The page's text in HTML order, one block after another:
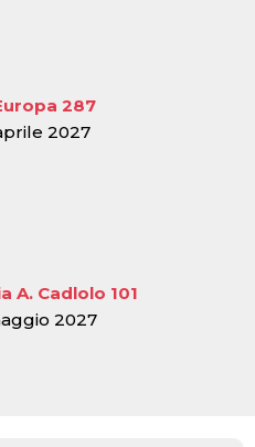
287
2027
A. Cadlolo 101
2027